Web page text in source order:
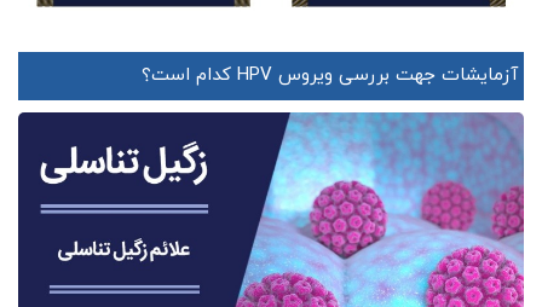
آزمایشات جهت بررسی ویروس HPV کدام است؟